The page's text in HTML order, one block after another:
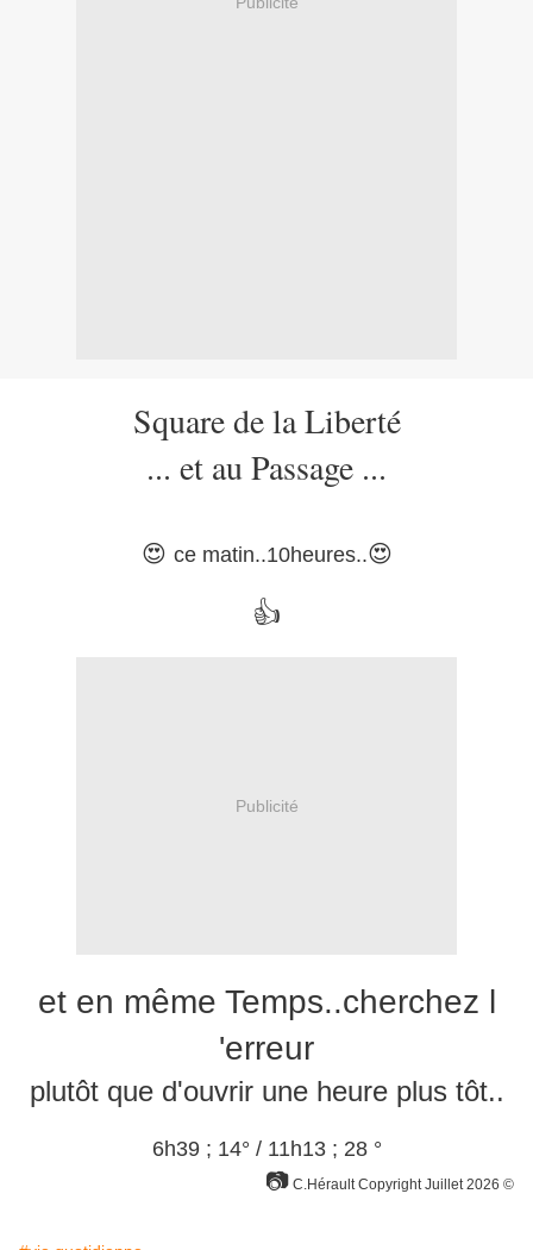
Square de la Liberté
... et au Passage ...
😍 ce matin..10heures..😍
👍
Publicité
et en même Temps..cherchez l
'erreur
plutôt que d'ouvrir une heure plus tôt..
6h39 ; 14° / 11h13 ; 28 °
📷 C.Hérault Copyright Juillet 2026 ©